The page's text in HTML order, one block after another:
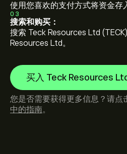
使用您喜欢的支付方式将资金存
03
搜索和购买：
搜索 Teck Resources Ltd
Resources Ltd。
买入 Teck Resources
您是否需要获得更多信息？请点
中的指南。